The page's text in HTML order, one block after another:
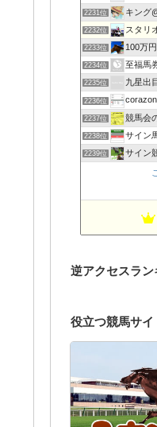
2231位 キング
2232位 スタリ
2233位 100万
2234位 至福馬
2235位 九星出
2236位
2237位 競馬会
2238位 サイン
2239位 サイン
逆アクセスラ
役立つ競馬サイ